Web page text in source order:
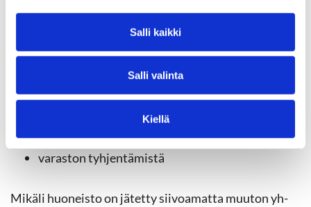
Salli kaikki
Salli valinta
Kiellä
kyl­py­huo­neen wc-​​istuimen, pe­sual­taan ja lat­tia­
kai­von puh­dis­ta­mis­ta
sau­nan lau­tei­den pe­se­mis­tä
va­ras­ton tyh­jen­tä­mis­tä
Mi­kä­li huo­neis­to on jä­tet­ty sii­voa­mat­ta muu­ton yh­